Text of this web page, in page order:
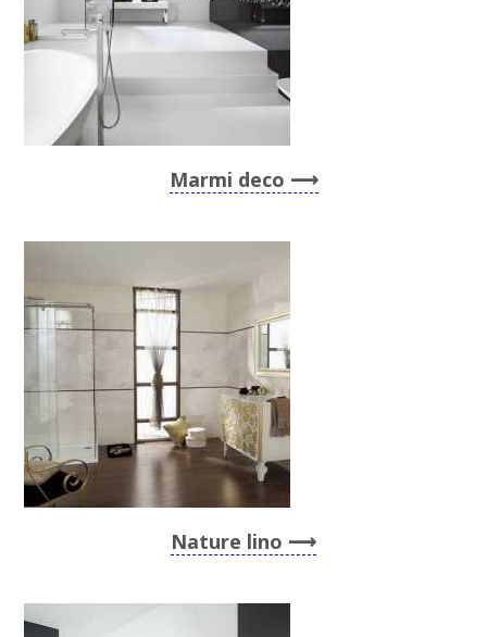
Marmi deco
Nature lino